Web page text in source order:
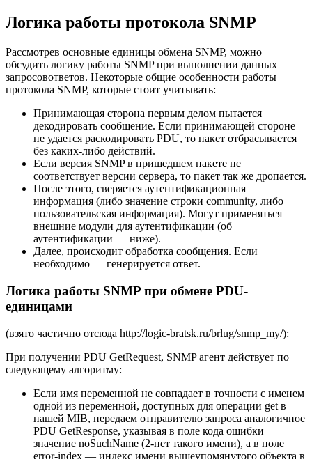
Логика работы протокола SNMP
Рассмотрев основные единицы обмена SNMP, можно
обсудить логику работы SNMP при выполнении данных
запросовответов. Некоторые общие особенности работы
протокола SNMP, которые стоит учитывать:
Принимающая сторона первым делом пытается
декодировать сообщение. Если принимающей стороне
не удается раскодировать PDU, то пакет отбрасывается
без каких-либо действий.
Если версия SNMP в пришедшем пакете не
соответствует версии сервера, то пакет так же дропается.
После этого, сверяется аутентификационная
информация (либо значение строки community, либо
пользовательская информация). Могут применяться
внешние модули для аутентификации (об
аутентификации — ниже).
Далее, происходит обработка сообщения. Если
необходимо — генерируется ответ.
Логика работы SNMP при обмене PDU-
единицами
(взято частично отсюда http://logic-bratsk.ru/brlug/snmp_my/):
При получении PDU GetRequest, SNMP агент действует по
следующему алгоритму:
Если имя переменной не совпадает в точности с именем
одной из переменной, доступных для операции get в
нашей MIB, передаем отправителю запроса аналогичное
PDU GetResponse, указывая в поле кода ошибки
значение noSuchName (2-нет такого имени), а в поле
error-index — индекс имени вышеупомянутого объекта в